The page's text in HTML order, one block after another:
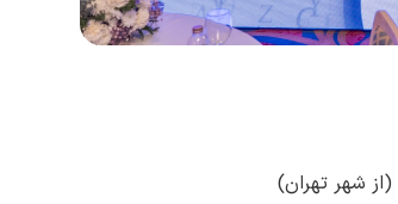
(از شهر تهران)